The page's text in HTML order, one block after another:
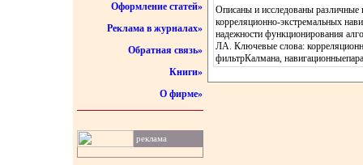
Оформление статей»
Реклама в журналах»
Обратная связь»
Книги»
О фирме»
реклама
Описаны и исследованы различные
корреляционно-экстремальных
надежности функционирования
ЛА. Ключевые слова:
фильтрКалмана,